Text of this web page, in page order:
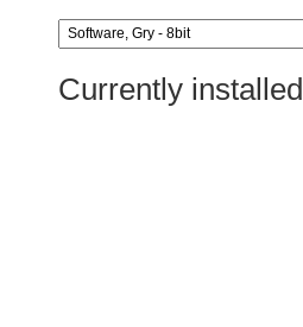
Currently installed